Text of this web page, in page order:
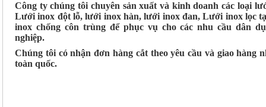
Công ty chúng tôi chuyên sản xuất và kinh doanh các loại
Lưới inox đột lỗ, lưới inox hàn, lưới inox đan, Lưới inox lọc
inox chống côn trùng để phục vụ cho các nhu cầu dân
nghiệp.
Chúng tôi có nhận đơn hàng cắt theo yêu cầu và giao hàng
toàn quốc.